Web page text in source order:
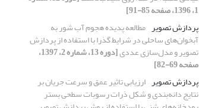
1، 1396، صفحه 85-91]
پردازش تصویر مطالعه پدیده هجوم آب شور به
آبخوان‌های ساحلی در شرایط گذرا با استفاده از پردازش
تصویر و مدل‌سازی عددی [دوره 13، شماره 2، 1397،
صفحه 69-82]
پردازش تصویر ارزیابی تاثیر عمق و سرعت جریان بر
نتایج دانه‌بندی و شکل ذرات رسوبات سطحی بستر